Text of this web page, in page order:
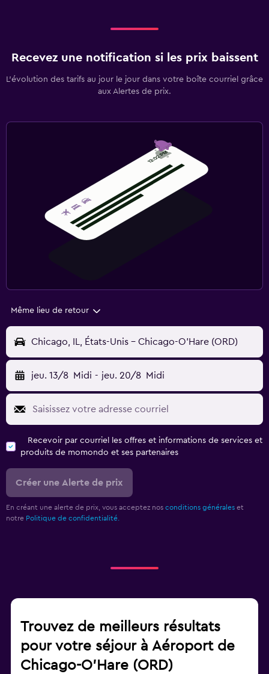
Recevez une notification si les prix baissent
L’évolution des tarifs au jour le jour dans votre boîte courriel grâce
aux Alertes de prix.
Même lieu de retour
Chicago, IL, États-Unis - Chicago-O'Hare (ORD)
jeu. 13/8 Midi - jeu. 20/8 Midi
Recevoir par courriel les offres et informations de services et
produits de momondo et ses partenaires
Créer une Alerte de prix
En créant une alerte de prix, vous acceptez nos conditions générales et
notre Politique de confidentialité.
Trouvez de meilleurs résultats
pour votre séjour à Aéroport de
Chicago-O'Hare (ORD)